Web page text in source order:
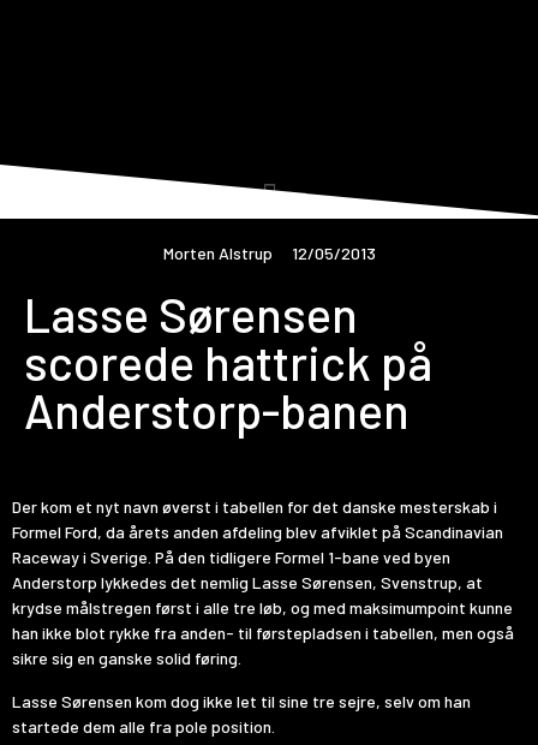
Morten Alstrup 12/05/2013
Lasse Sørensen
scorede hattrick på
Anderstorp-banen
Der kom et nyt navn øverst i tabellen for det danske mesterskab i
Formel Ford, da årets anden afdeling blev afviklet på Scandinavian
Raceway i Sverige. På den tidligere Formel 1-bane ved byen
Anderstorp lykkedes det nemlig Lasse Sørensen, Svenstrup, at
krydse målstregen først i alle tre løb, og med maksimumpoint kunne
han ikke blot rykke fra anden- til førstepladsen i tabellen, men også
sikre sig en ganske solid føring.
Lasse Sørensen kom dog ikke let til sine tre sejre, selv om han
startede dem alle fra pole position.